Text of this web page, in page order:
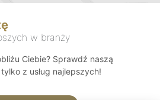
w branży
Ciebie? Sprawdź naszą
z usług najlepszych!